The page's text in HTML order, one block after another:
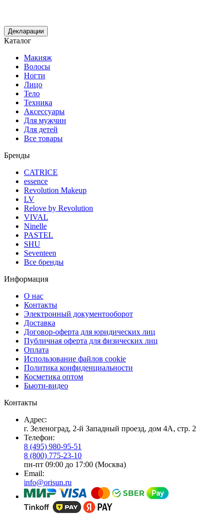
Декларации
Каталог
Макияж
Волосы
Ногти
Лицо
Тело
Техника
Аксессуары
Для мужчин
Для детей
Все товары
Бренды
CATRICE
essence
Revolution Makeup
LV
Relove by Revolution
VIVAL
Ninelle
PASTEL
SHU
Seventeen
Все бренды
Информация
О нас
Контакты
Электронный документооборот
Доставка
Договор-оферта для юридических лиц
Публичная оферта для физических лиц
Оплата
Использование файлов cookie
Политика конфиденциальности
Косметика оптом
Бьюти-видео
Контакты
Адрес:
г. Зеленоград, 2-й Западный проезд, дом 4А, стр. 2
Телефон:
8 (495) 980-95-51
8 (800) 775-23-10
пн-пт 09:00 до 17:00 (Москва)
Email:
info@orisun.ru